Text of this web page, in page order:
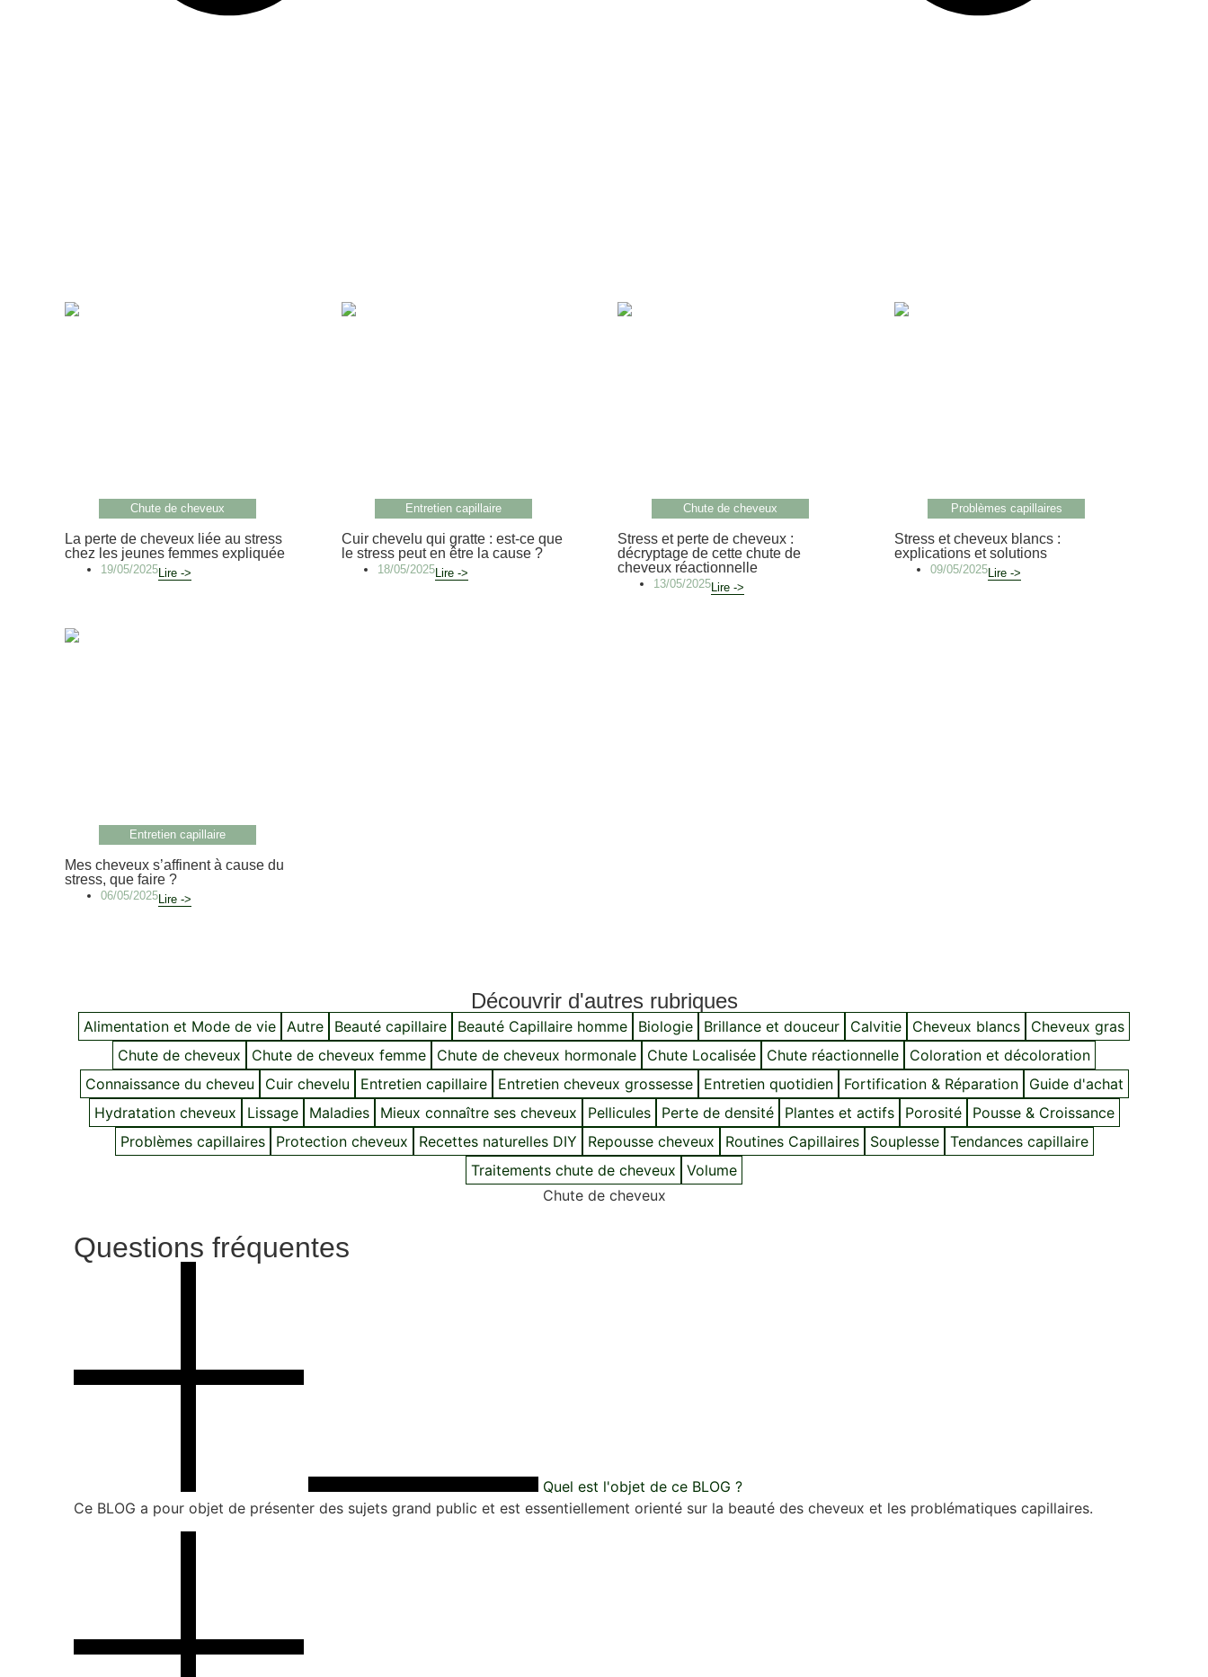
Chute de cheveux
La perte de cheveux liée au stress
chez les jeunes femmes expliquée
19/05/2025Lire ->
Entretien capillaire
Cuir chevelu qui gratte : est-ce que
le stress peut en être la cause ?
18/05/2025Lire ->
Chute de cheveux
Stress et perte de cheveux :
décryptage de cette chute de
cheveux réactionnelle
13/05/2025Lire ->
Problèmes capillaires
Stress et cheveux blancs :
explications et solutions
09/05/2025Lire ->
Entretien capillaire
Mes cheveux s’affinent à cause du
stress, que faire ?
06/05/2025Lire ->
Découvrir d'autres rubriques
Alimentation et Mode de vie Autre Beauté capillaire Beauté Capillaire homme Biologie Brillance et douceur Calvitie Cheveux blancs
Cheveux gras
Chute de cheveux
Chute de cheveux femme Chute de cheveux hormonale Chute Localisée Chute réactionnelle
Coloration et décoloration
Connaissance du cheveu
Cuir chevelu Entretien capillaire Entretien cheveux grossesse Entretien quotidien Fortification & Réparation
Guide d'achat
Hydratation cheveux
Lissage Maladies Mieux connaître ses cheveux Pellicules Perte de densité Plantes et actifs Porosité
Pousse & Croissance
Problèmes capillaires
Protection cheveux Recettes naturelles DIY Repousse cheveux Routines Capillaires Souplesse
Tendances capillaire
Traitements chute de cheveux
Volume
Chute de cheveux
Questions fréquentes
Quel est l'objet de ce BLOG ?
Ce BLOG a pour objet de présenter des sujets grand public et est essentiellement orienté sur la beauté des cheveux et les problématiques capillaires.